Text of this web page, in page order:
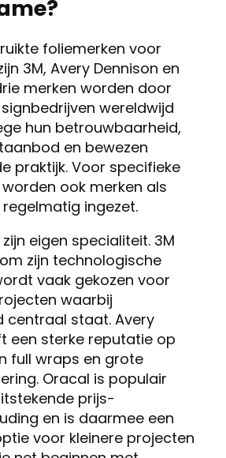
foliemerken voor
3M, Avery Dennison en
merken worden door
wereldwijd
hun betrouwbaarheid,
en bewezen
praktijk. Voor specifieke
ook merken als
regelmatig ingezet.
eigen specialiteit. 3M
zijn technologische
vaak gekozen voor
waarbij
centraal staat. Avery
een sterke reputatie op
full wraps en grote
Oracal is populair
prijs-
en is daarmee een
voor kleinere projecten